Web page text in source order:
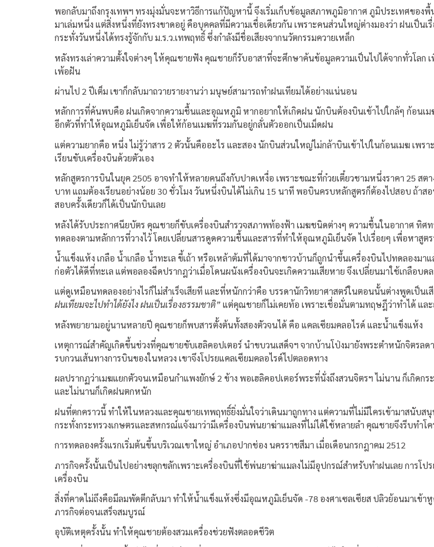
พอกลับมาถึงกรุงเทพฯ ทรงมุ่งมั่นจะหาวิธีการแก้ปัญหานี้ จึงเริ่มเก็บข้อมูลสภาพภูมิอากาศ ภูมิประเทศของ
มาเล่มหนึ่ง แต่สิ่งหนึ่งที่ยังทรงขาดอยู่ คือบุคคลที่มีความเชื่อเดียวกัน เพราะคนส่วนใหญ่ต่างมองว่า ฝนเป็น
กระทั่งวันหนึ่งได้ทรงรู้จักกับ ม.ร.ว.เทพฤทธิ์ ซึ่งกำลังมีชื่อเสียงจากนวัตกรรมควายเหล็ก
หลังทรงเล่าความตั้งใจต่างๆ ให้คุณชายฟัง คุณชายก็รับอาสาที่จะศึกษาค้นข้อมูลความเป็นไปได้จากทั่วโลก
เพ้อฝัน
ผ่านไป 2 ปีเต็ม เขาก็กลับมาถวายรายงานว่า มนุษย์สามารถทำฝนเทียมได้อย่างแน่นอน
หลักการที่ค้นพบคือ ฝนเกิดจากความชื้นและอุณหภูมิ หากอยากให้เกิดฝน นักบินต้องบินเข้าไปใกล้ๆ ก้อนเม
อีกตัวที่ทำให้อุณหภูมิเย็นจัด เพื่อให้ก้อนเมฆที่รวมกันอยู่กลั่นตัวออกเป็นเม็ดฝน
แต่ความยากคือ หนึ่ง ไม่รู้ว่าสาร 2 ตัวนั้นคืออะไร และสอง นักบินส่วนใหญ่ไม่กล้าบินเข้าไปในก้อนเมฆ เพร
เรียนขับเครื่องบินด้วยตัวเอง
หลักสูตรการบินในยุค 2505 อาจทำให้หลายคนถึงกับปาดเหงื่อ เพราะขณะที่ก๋วยเตี๋ยวชามหนึ่งราคา 25 สต
บาท แถมต้องเรียนอย่างน้อย 30 ชั่วโมง วันหนึ่งบินได้ไม่เกิน 15 นาที พอบินครบหลักสูตรก็ต้องไปสอบ ถ้าส
สอบครั้งเดียวก็ได้เป็นนักบินเลย
หลังได้รับประกาศนียบัตร คุณชายก็ขับเครื่องบินสำรวจสภาพท้องฟ้า เมฆชนิดต่างๆ ความชื้นในอากาศ ทิศ
ทดลองตามหลักการที่วางไว้ โดยเปลี่ยนสารดูดความชื้นและสารที่ทำให้อุณหภูมิเย็นจัด ไปเรื่อยๆ เพื่อหาสูต
น้ำแข็งแห้ง เกลือ น้ำเกลือ น้ำทะเล ขี้เถ้า หรือเหล้าต้มที่ได้มาจากชาวบ้านก็ถูกนำขึ้นเครื่องบินไปทดลองมาแ
ก่อตัวได้ดีที่ทะเล แต่พอลองฉีดปรากฎว่าเมื่อโดนผนังเครื่องบินจะเกิดความเสียหาย จึงเปลี่ยนมาใช้เกลือบด
แต่ดูเหมือนทดลองอย่างไรก็ไม่สำเร็จเสียที และที่หนักกว่าคือ บรรดานักวิทยาศาสตร์ในตอนนั้นต่างพูดเป็นเสี
ฝนเทียมจะไปทำได้ยังไง ฝนเป็นเรื่องธรรมชาติ” แต่คุณชายก็ไม่เคยท้อ เพราะเชื่อมั่นตามทฤษฎีว่าทำได้ และ
หลังพยายามอยู่นานหลายปี คุณชายก็พบสารตั้งต้นทั้งสองตัวจนได้ คือ แคลเซียมคลอไรด์ และน้ำแข็งแห้ง
เหตุการณ์สำคัญเกิดขึ้นช่วงที่คุณชายขับเฮลิคอปเตอร์ นำขบวนเสด็จฯ จากบ้านโป่งมายังพระตำหนักจิตรลด
รบกวนเส้นทางการบินของในหลวง เขาจึงโปรยแคลเซียมคลอไรด์ไปตลอดทาง
ผลปรากฏว่าเมฆแยกตัวจนเหมือนกำแพงยักษ์ 2 ข้าง พอเฮลิคอปเตอร์พระที่นั่งถึงสวนจิตรฯ ไม่นาน ก็เกิดก
และไม่นานก็เกิดฝนตกหนัก
ฝนที่ตกคราวนี้ ทำให้ในหลวงและคุณชายเทพฤทธิ์ยิ่งมั่นใจว่าเดินมาถูกทาง แต่ความที่ไม่มีใครเข้ามาสนับสนุ
กระทั่งกระทรวงเกษตรและสหกรณ์แจ้งมาว่ามีเครื่องบินพ่นยาฆ่าแมลงที่ไม่ได้ใช้หลายลำ คุณชายจึงรีบทำโ
การทดลองครั้งแรกเริ่มต้นขึ้นบริเวณเขาใหญ่ อำเภอปากช่อง นครราชสีมา เมื่อเดือนกรกฎาคม 2512
ภารกิจครั้งนั้นเป็นไปอย่างขลุกขลักเพราะเครื่องบินที่ใช้พ่นยาฆ่าแมลงไม่มีอุปกรณ์สำหรับทำฝนเลย การโป
เครื่องบิน
สิ่งที่คาดไม่ถึงคือมีลมพัดตีกลับมา ทำให้น้ำแข็งแห้งซึ่งมีอุณหภูมิเย็นจัด -78 องศาเซลเซียส ปลิวย้อนมาเข้
ภารกิจต่อจนเสร็จสมบูรณ์
อุบัติเหตุครั้งนั้น ทำให้คุณชายต้องสวมเครื่องช่วยฟังตลอดชีวิต